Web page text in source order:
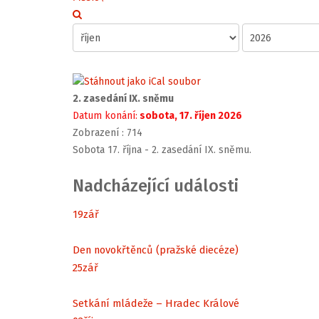
2. zasedání IX. sněmu
Datum konání: sobota, 17. říjen 2026
Zobrazení : 714
Sobota 17. října - 2. zasedání IX. sněmu.
Nadcházející události
19zář
Den novokřtěnců (pražské diecéze)
25zář
Setkání mládeže – Hradec Králové